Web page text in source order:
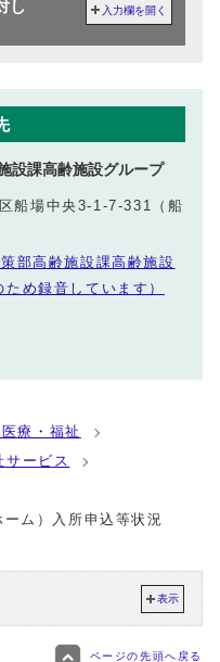
し
入力欄を開く
設課高齢施設グループ
船場中央3-1-7-331（船
部高齢施設課高齢施設
め録音しています）
療・福祉
サービス
ム）入所申込等状況
表示
ページの先頭へ戻る